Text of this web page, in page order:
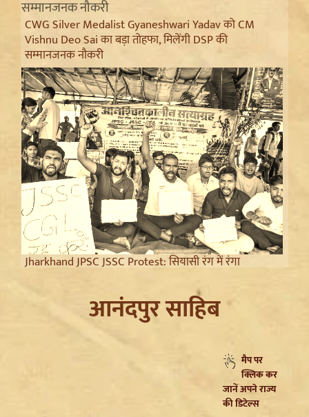
CWG Silver Medalist Gyaneshwari Yadav को CM
Vishnu Deo Sai का बड़ा तोहफा, मिलेंगी DSP की
सम्मानजनक नौकरी
Jharkhand JPSC JSSC Protest: सियासी रंग में रंगा
Article 370 Anniversary पर Jammu-Kashmir में भारी
सुरक्षा, Amarnath Yatra सस्पेंड और हाईवे हुआ सील
आनंदपुर साहिब
मैप पर
क्लिक कर
जानें अपने राज्य
की डिटेल्स